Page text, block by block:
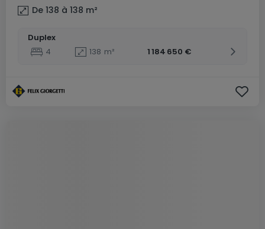
De 138 à 138 m²
Duplex
4
138 m² 1 184 650 €